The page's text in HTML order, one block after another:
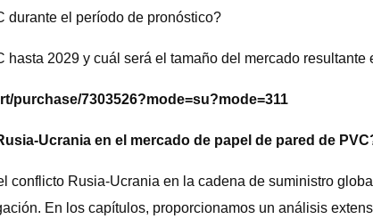
durante el período de pronóstico?
2029 y cuál será el tamaño del mercado resultante
purchase/7303526?mode=su?mode=311
Ucrania en el mercado de papel de pared de
Rusia-Ucrania en la cadena de suministro
En los capítulos, proporcionamos un análisis